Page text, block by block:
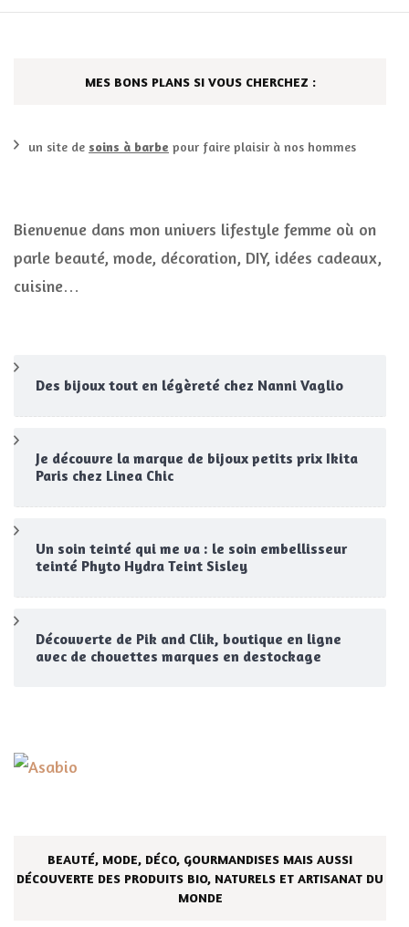
MES BONS PLANS SI VOUS CHERCHEZ :
un site de soins à barbe pour faire plaisir à nos hommes
Bienvenue dans mon univers lifestyle femme où on
parle beauté, mode, décoration, DIY, idées cadeaux,
cuisine…
Des bijoux tout en légèreté chez Nanni Vaglio
Je découvre la marque de bijoux petits prix Ikita
Paris chez Linea Chic
Un soin teinté qui me va : le soin embellisseur
teinté Phyto Hydra Teint Sisley
Découverte de Pik and Clik, boutique en ligne
avec de chouettes marques en destockage
BEAUTÉ, MODE, DÉCO, GOURMANDISES MAIS AUSSI
DÉCOUVERTE DES PRODUITS BIO, NATURELS ET ARTISANAT DU
MONDE